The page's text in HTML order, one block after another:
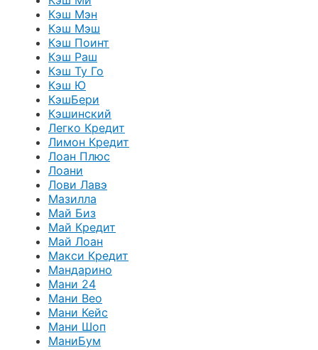
Кэш Мэн
Кэш Мэш
Кэш Поинт
Кэш Раш
Кэш Ту Го
Кэш Ю
КэшБери
Кэшинский
Легко Кредит
Лимон Кредит
Лоан Плюс
Лоани
Лови Лавэ
Мазилла
Май Биз
Май Кредит
Май Лоан
Макси Кредит
Мандарино
Мани 24
Мани Вео
Мани Кейс
Мани Шоп
МаниБум